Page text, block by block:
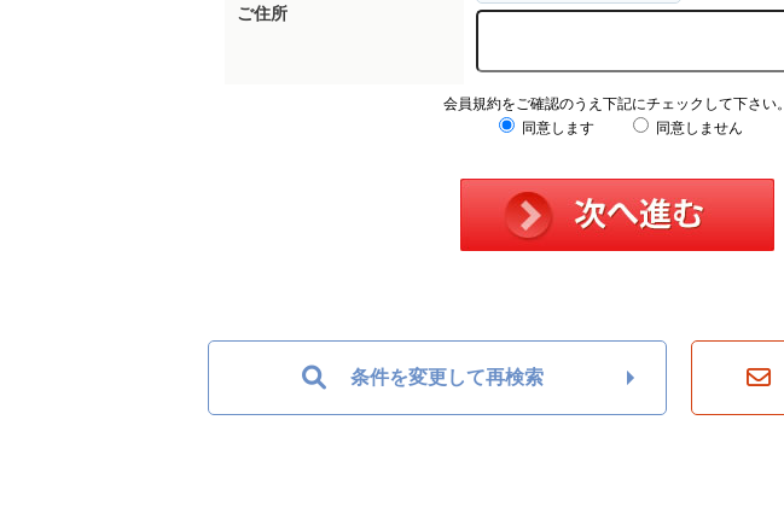
ご住所
会員規約をご確認のうえ下記にチェックして下さい。
同意します
同意しません
条件を変更して再検索